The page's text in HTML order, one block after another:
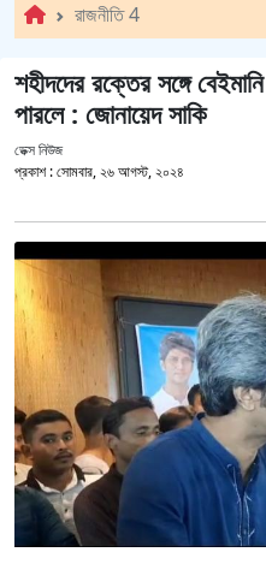
রাজনীতি 4
শহীদদের রক্তের সঙ্গে
পারলে : জোনায়েদ সাকি
ডেক্স নিউজ
প্রকাশ :সোমবার, ২৬ আগস্ট, ২০২৪